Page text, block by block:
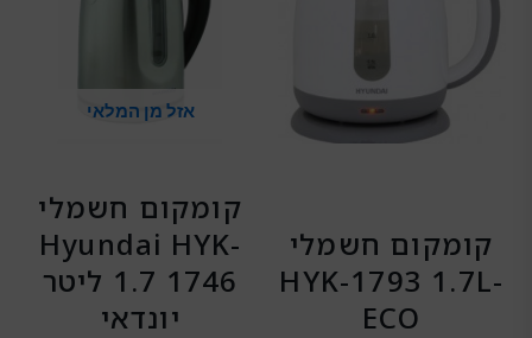
קומקום חשמלי
HYK-1793 1.7L-
ECO
₪99.00.
₪70.00.
אזל מן המלאי
‏קומקום חשמלי
Hyundai HYK-
1746 ‏1.7 ‏ליטר
יונדאי